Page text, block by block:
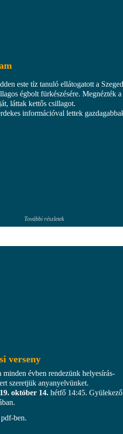
este tíz tanuló ellátogatott a
égbolt fürkészésére. Megnézték a
láttak kettős csillagot.
információval lettek
További részletek
verseny
minden évben rendezünk helyesírás-
szeretjük anyanyelvünket.
október 14. hétfő 14:45.
ben.